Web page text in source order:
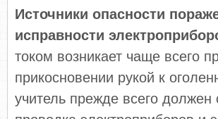
Источники опасности
исправности
током возникает чаще всего
прикосновении рукой к
учитель прежде всего